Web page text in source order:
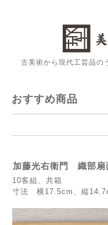
古美術から現代工芸品の
おすすめ商品
加藤光右衛門 織部扇
10客組、共箱
寸法 横17.5cm、縦